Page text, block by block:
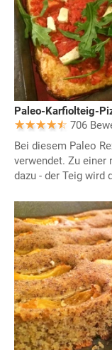
Paleo-Karfiolteig-
706
Bei diesem Paleo
verwendet. Zu
dazu - der Teig wird